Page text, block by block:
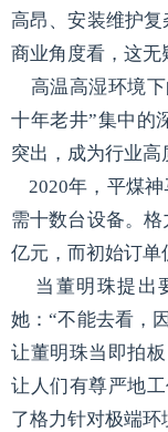
高昂、安装维护
商业角度看，这无
高温高湿环境下
十年老井”集中的
突出，成为行业高
2020年，平煤神
需十数台设备。
亿元，而初始订单
当董明珠提出
她：“不能去看，
让董明珠当即拍
让人们有尊严地
了格力针对极端环